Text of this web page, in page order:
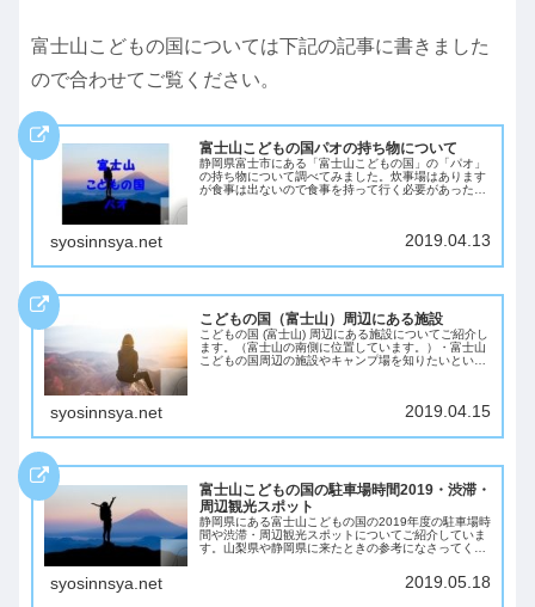
富士山こどもの国については下記の記事に書きました
ので合わせてご覧ください。
富士山こどもの国パオの持ち物について
静岡県富士市にある「富士山こどもの国」の「パオ」
の持ち物について調べてみました。炊事場はあります
が食事は出ないので食事を持って行く必要があったり
syosinnsya.net 2019.04.13
こどもの国（富士山）周辺にある施設
こどもの国 (富士山) 周辺にある施設についてご紹介し
ます。（富士山の南側に位置しています。）・富士山
こどもの国周辺の施設やキャンプ場を知りたいという
syosinnsya.net 2019.04.15
富士山こどもの国の駐車場時間2019・渋滞・
周辺観光スポット
静岡県にある富士山こどもの国の2019年度の駐車場時
間や渋滞・周辺観光スポットについてご紹介していま
す。山梨県や静岡県に来たときの参考になさってくだ
syosinnsya.net 2019.05.18